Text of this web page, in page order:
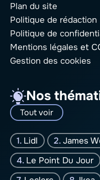
Plan du site
Politique de rédaction
Politique de
Mentions légales et
Gestion des cookies
Nos
Tout voir
Lidl James
Le Point Du Jour